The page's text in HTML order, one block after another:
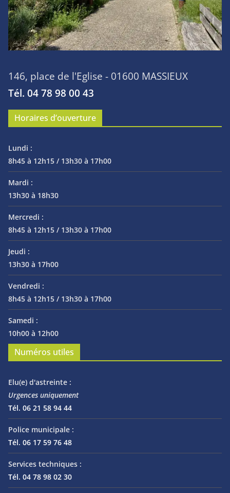
146, place de l'Eglise - 01600 MASSIEUX
Tél. 04 78 98 00 43
Horaires d’ouverture
Lundi :
8h45 à 12h15 / 13h30 à 17h00
Mardi :
13h30 à 18h30
Mercredi :
8h45 à 12h15 / 13h30 à 17h00
Jeudi :
13h30 à 17h00
Vendredi :
8h45 à 12h15 / 13h30 à 17h00
Samedi :
10h00 à 12h00
Numéros utiles
Elu(e) d'astreinte :
Urgences uniquement
Tél. 06 21 58 94 44
Police municipale :
Tél. 06 17 59 76 48
Services techniques :
Tél. 04 78 98 02 30